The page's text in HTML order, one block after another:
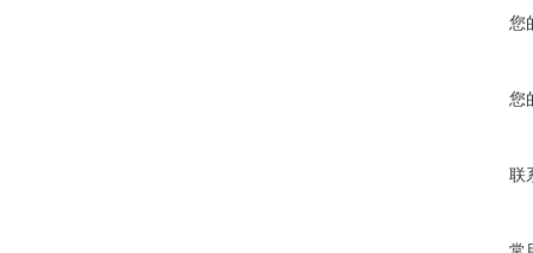
您
您
联